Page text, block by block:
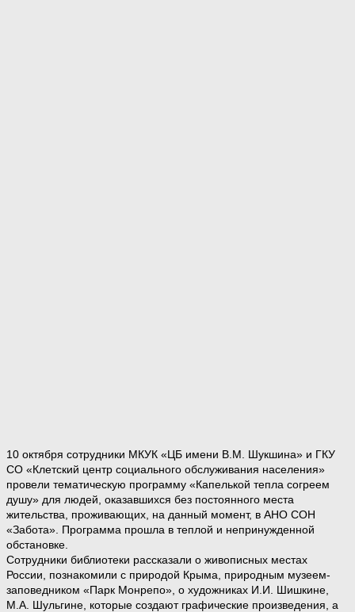
10 октября сотрудники МКУК «ЦБ имени В.М. Шукшина» и ГКУ
СО «Клетский центр социального обслуживания населения»
провели тематическую программу «Капелькой тепла согреем
душу» для людей, оказавшихся без постоянного места
жительства, проживающих, на данный момент, в АНО СОН
«Забота». Программа прошла в теплой и непринужденной
обстановке.
Сотрудники библиотеки рассказали о живописных местах
России, познакомили с природой Крыма, природным музеем-
заповедником «Парк Монрепо», о художниках И.И. Шишкине,
М.А. Шульгине, которые создают графические произведения, а